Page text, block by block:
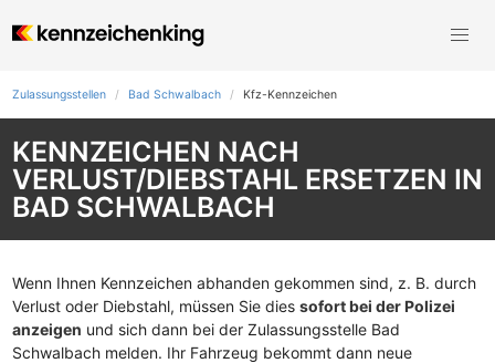
Zulassungsstellen Bad Schwalbach Kfz-Kennzeichen
KENNZEICHEN NACH
VERLUST/DIEBSTAHL ERSETZEN IN
BAD SCHWALBACH
Wenn Ihnen Kennzeichen abhanden gekommen sind, z. B. durch
Verlust oder Diebstahl, müssen Sie dies sofort bei der Polizei
anzeigen und sich dann bei der Zulassungsstelle Bad
Schwalbach melden. Ihr Fahrzeug bekommt dann neue